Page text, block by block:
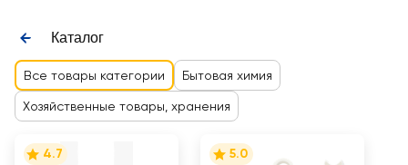
Каталог
Все товары категории Бытовая химия
Хозяйственные товары, хранения
4.7 5.0